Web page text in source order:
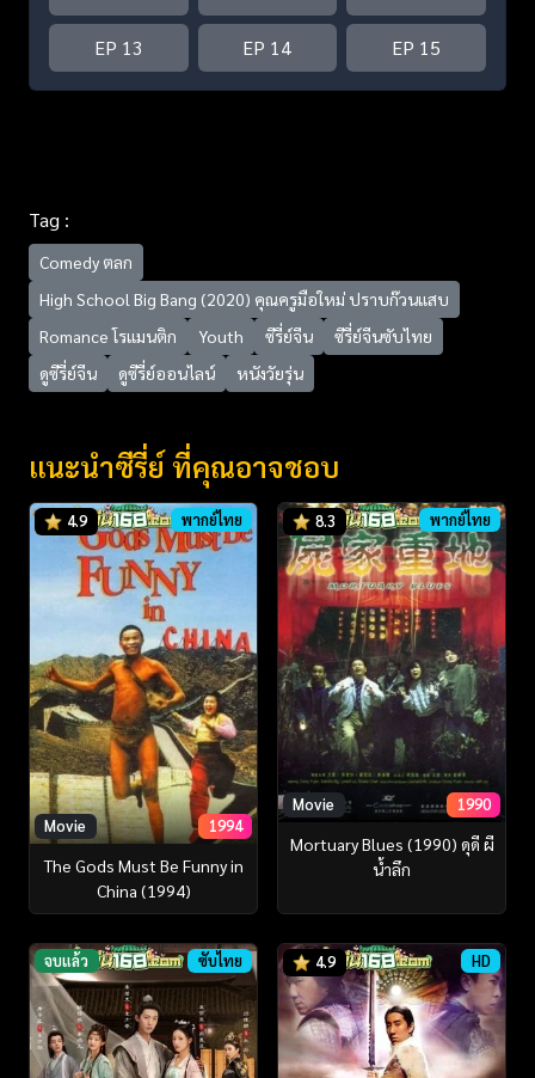
EP 13 EP 14 EP 15
Tag :
Comedy ตลก
High School Big Bang (2020) คุณครูมือใหม่ ปราบก๊วนแสบ
Romance โรแมนติก
Youth ซีรี่ย์จีน
ซีรี่ย์จีนซับไทย
ดูซีรี่ย์จีน
ดูซีรี่ย์ออนไลน์ หนังวัยรุ่น
แนะนำซีรี่ย์ ที่คุณอาจชอบ
4.9 พากย์ไทย
Movie 1994
The Gods Must Be Funny in
China (1994)
8.3 พากย์ไทย
Movie 1990
Mortuary Blues (1990) ดุดี ผี
น้ำลึก
จบแล้ว ซับไทย 4.9 HD